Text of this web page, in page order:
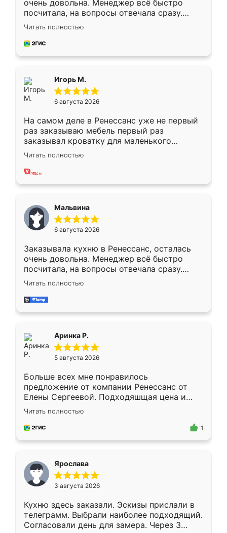
очень довольна. Менеджер всё быстро
посчитала, на вопросы отвечала сразу.
Замерщик приехал в субботу, подошёл к
делу со всей ответственностью. Собрали
за день, ребята работали аккуратно, даже
Читать полностью
Игорь М.
6 августа 2026
На самом деле в Ренессанс уже не первый
раз заказываю мебель первый раз
заказывал кроватку для маленького
ребёнка при его рождении ,во второй раз
заказал шкаф-купе. По качеству очень
хорошее сборка достаточно быстрая,
меньше, здесь же он более разнообразный.
Мне нравится ,если что-то потребуется из
мебели буду заказывать только здесь.
Читать полностью
Мальвина
6 августа 2026
Заказывала кухню в Ренессанс, осталась
очень довольна. Менеджер всё быстро
посчитала, на вопросы отвечала сразу.
Замерщик приехал в субботу, подошёл к
делу со всей ответственностью. Собрали
за день, ребята работали аккуратно, даже
Читать полностью
Аринка Р.
5 августа 2026
Больше всех мне понравилось
предложение от компании Ренессанс от
Елены Сергеевой. Подходяшщая цена и
короткие сроки изготовления. Приехавший
для замера сотрудник Владислав
предложил по моему эскизу самый
Читать полностью
1
Ярослава
3 августа 2026
Кухню здесь заказали. Эскизы прислали в
телеграмм. Выбрали наиболее подходящий.
Согласовали день для замера. Через 3